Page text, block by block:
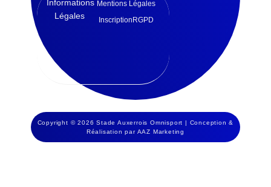
Informations
Légales
Mentions Légales
InscriptionRGPD
Copyright © 2026 Stade Auxerrois Omnisport | Conception &
Réalisation par AAZ Marketing